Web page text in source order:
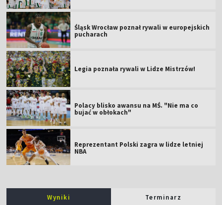
Śląsk Wrocław poznał rywali w europejskich
pucharach
Legia poznała rywali w Lidze Mistrzów!
Polacy blisko awansu na MŚ. "Nie ma co
bujać w obłokach"
Reprezentant Polski zagra w lidze letniej
NBA
Wyniki Terminarz